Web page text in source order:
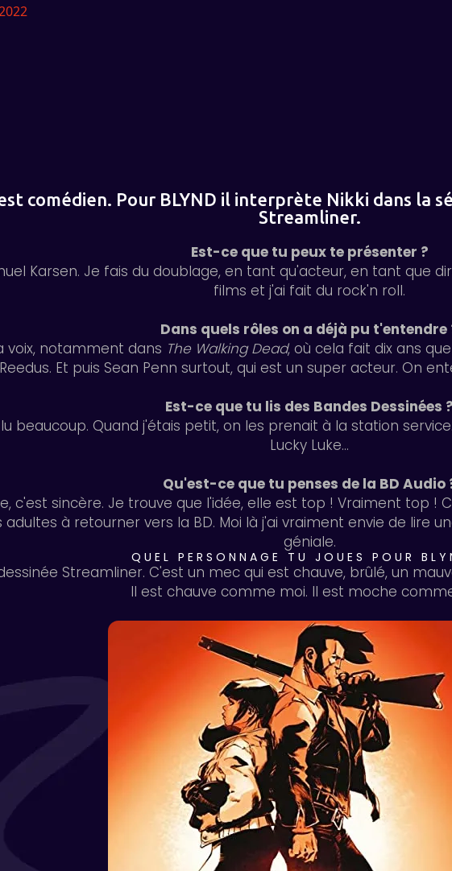
comédien. Pour BLYND il interprète Nikki dans la
Streamliner.
Est-ce que tu peux te présenter ?
Karsen. Je fais du doublage, en tant qu'acteur, en tant que
films et j'ai fait du rock'n roll.
Dans quels rôles on a déjà pu t'entendre
voix, notamment dans The Walking Dead, où cela fait dix ans
Et puis Sean Penn surtout, qui est un super acteur. On
Est-ce que tu lis des Bandes Dessinées ?
beaucoup. Quand j'étais petit, on les prenait à la station
Lucky Luke...
Qu'est-ce que tu penses de la BD Audio
c'est sincère. Je trouve que l'idée, elle est top ! Vraiment top !
à retourner vers la BD. Moi là j'ai vraiment envie de lire
géniale.
QUEL PERSONNAGE TU JOUES POUR
Streamliner. C'est un mec qui est chauve, brûlé, un
Il est chauve comme moi. Il est moche